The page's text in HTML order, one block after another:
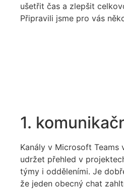
ušetřit čas a zlepšit
Připravili jsme pro vás
1.
Kanály v Microsoft Teams
udržet přehled v
týmy i odděleními. Je
že jeden obecný chat